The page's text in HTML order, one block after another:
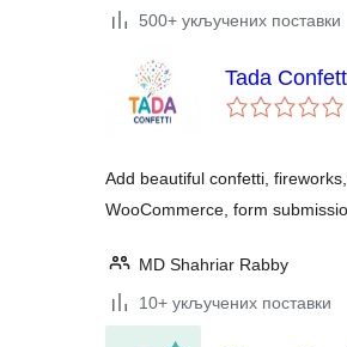
500+ укључених поставки
Tada
Add beautiful confetti,
WooCommerce, form
MD Shahriar Rabby
10+ укључених поставки